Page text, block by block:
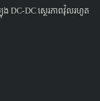
DC-DC ស្ថេរភាពវ៉ុលរហូត